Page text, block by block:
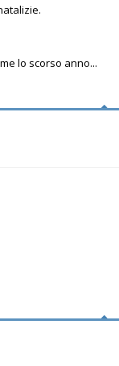
lo scorso anno...